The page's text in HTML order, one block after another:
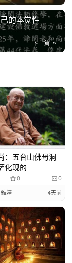
的本觉性
下一篇
：五台山佛母洞
化现的
0 0
婷 4天前